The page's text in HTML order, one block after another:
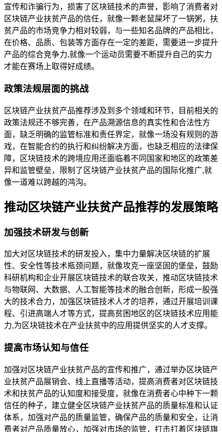
宣传和诈骗行为，损害了区块链技术的声誉，影响了消费者对
区块链产业扶贫产品的信任，就像一颗老鼠屎坏了一锅粥，扶
贫产品的市场竞争力相对较弱，与一些知名品牌的产品相比，
在价格、品质、包装等方面存在一定的差距，需要进一步提升
产品的综合竞争力,就像一个运动员需要不断提升自己的实力
才能在赛场上取得好成绩。
政策法规层面的挑战
区块链产业扶贫产品推荐涉及到多个领域和环节，目前相关的
政策法规还不够完善，在产品溯源信息的真实性和合法性方
面，缺乏明确的监管标准和责任界定，就像一场没有规则的游
戏，在智能合约的执行和纠纷解决方面，也缺乏相应的法律保
障，区块链技术的跨境应用还面临着不同国家和地区的政策差
异和监管壁垒，限制了区块链产业扶贫产品的国际化推广,就
像一道难以跨越的鸿沟。
推动区块链产业扶贫产品推荐的发展策略
加强技术研发与创新
加大对区块链技术的研发投入，集中力量解决区块链的扩展
性、安全性等技术瓶颈问题，就像攻克一座坚固的堡垒，鼓励
科研机构和企业开展区块链技术的联合攻关，推动区块链技术
与物联网、大数据、人工智能等技术的融合创新，形成一股强
大的技术合力，加强区块链技术人才的培养，通过开展培训课
程、引进高端人才等方式，提高贫困地区的区块链技术应用能
力,为区块链技术在产业扶贫中的应用提供坚实的人才支撑。
提高市场认知与信任
加强对区块链产业扶贫产品的宣传和推广，通过举办区块链产
业扶贫产品展销会、线上直播等活动，提高消费者对区块链技
术和扶贫产品的认知度和接受度，就像在消费者心中种下一颗
信任的种子，建立健全区块链产业扶贫产品的质量标准和认证
体系，加强对产品的质量监管，确保产品的质量和安全，让消
费者对产品质量放心，加强对市场的监管，打击打着区块链旗